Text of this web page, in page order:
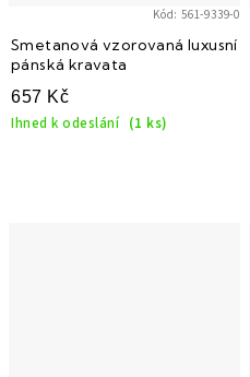
Smetanová vzorovaná luxusní
pánská kravata
657 Kč
Ihned k odeslání (1 ks)
Kód: 561-9339-0